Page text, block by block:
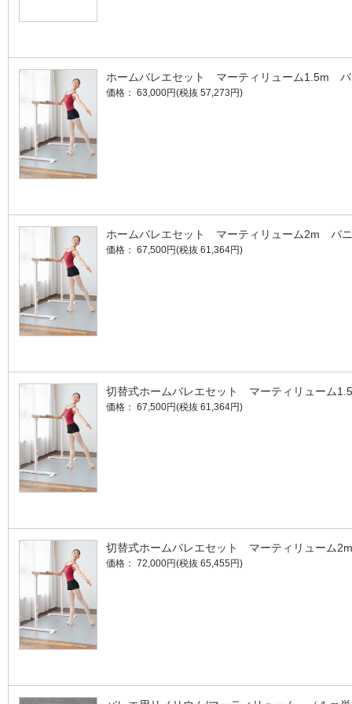
ホームバレエセット マーティリューム1.5m バ
価格： 63,000円(税抜 57,273円)
ホームバレエセット マーティリューム2m バ
価格： 67,500円(税抜 61,364円)
切替式ホームバレエセット マーティリューム
価格： 67,500円(税抜 61,364円)
切替式ホームバレエセット マーティリューム
価格： 72,000円(税抜 65,455円)